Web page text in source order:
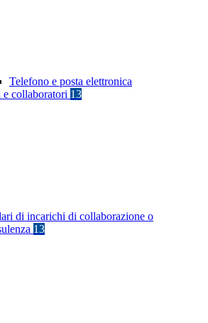
Telefono e posta elettronica
e collaboratori 13
di incarichi di collaborazione o
13